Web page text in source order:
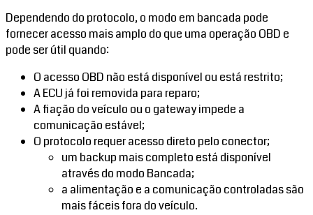
Dependendo do protocolo, o modo em bancada pode
fornecer acesso mais amplo do que uma operação OBD e
pode ser útil quando:
O acesso OBD não está disponível ou está restrito;
A ECU já foi removida para reparo;
A fiação do veículo ou o gateway impede a
comunicação estável;
O protocolo requer acesso direto pelo conector;
um backup mais completo está disponível
através do modo Bancada;
a alimentação e a comunicação controladas são
mais fáceis fora do veículo.